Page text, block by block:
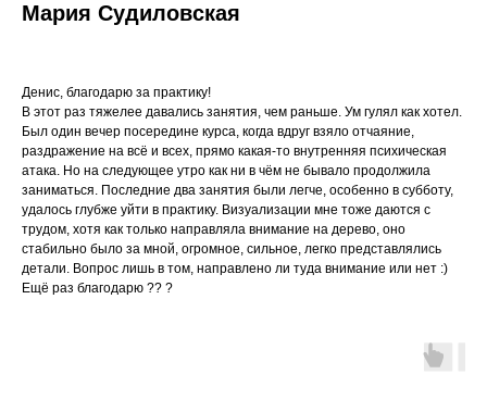
Мария Судиловская
Денис, благодарю за практику!
В этот раз тяжелее давались занятия, чем раньше. Ум гулял как хотел.
Был один вечер посередине курса, когда вдруг взяло отчаяние,
раздражение на всё и всех, прямо какая-то внутренняя психическая
атака. Но на следующее утро как ни в чём не бывало продолжила
заниматься. Последние два занятия были легче, особенно в субботу,
удалось глубже уйти в практику. Визуализации мне тоже даются с
трудом, хотя как только направляла внимание на дерево, оно
стабильно было за мной, огромное, сильное, легко представлялись
детали. Вопрос лишь в том, направлено ли туда внимание или нет :)
Ещё раз благодарю ?? ?